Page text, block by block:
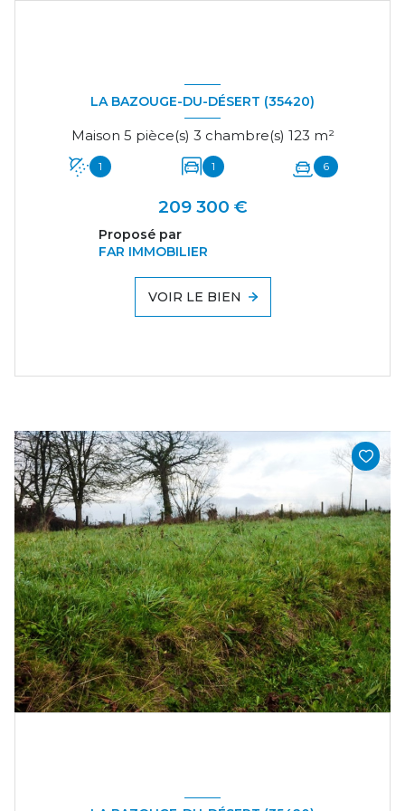
LA BAZOUGE-DU-DÉSERT (35420)
Maison 5 pièce(s) 3 chambre(s) 123 m²
1 1 6
209 300 €
Proposé par
FAR IMMOBILIER
VOIR LE BIEN